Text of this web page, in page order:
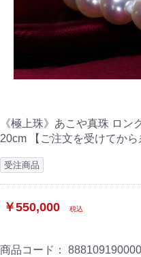
《極上珠》あこや真珠 ロン
20cm 【ご注文を受けてから
受注商品
￥550,000 税込
商品コード：